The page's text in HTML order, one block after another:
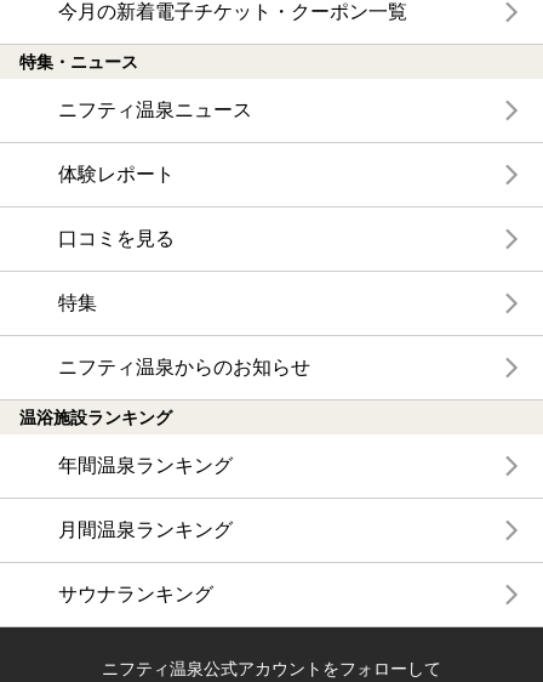
今月の新着電子チケット・クーポン一覧
特集・ニュース
ニフティ温泉ニュース
体験レポート
口コミを見る
特集
ニフティ温泉からのお知らせ
温浴施設ランキング
年間温泉ランキング
月間温泉ランキング
サウナランキング
ニフティ温泉公式アカウントをフォローして